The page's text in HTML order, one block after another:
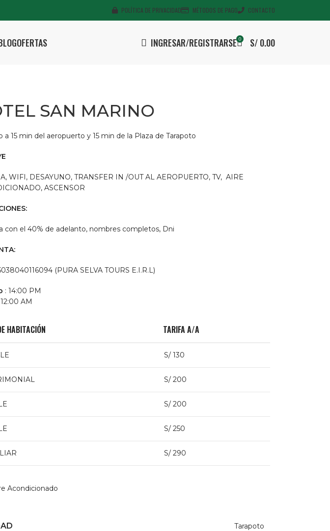
POLÍTICA DE PRIVACIDAD MÉTODOS DE PAGO CONTACTO
OFERTAS INGRESAR/REGISTRARSE 0 S/0.00
SAN MARINO
a 15 min del aeropuerto y 15 min de la Plaza de Tarapoto
WIFI, DESAYUNO, TRANSFER IN /OUT AL AEROPUERTO, TV, AIRE
ASCENSOR
con el 40% de adelanto, nombres completos, Dni
(PURA SELVA TOURS E.I.R.L)
: 14:00 PM
12:00 AM
HABITACIÓN TARIFA A/A
S/ 130
S/ 200
S/ 200
S/ 250
S/ 290
Acondicionado
Tarapoto